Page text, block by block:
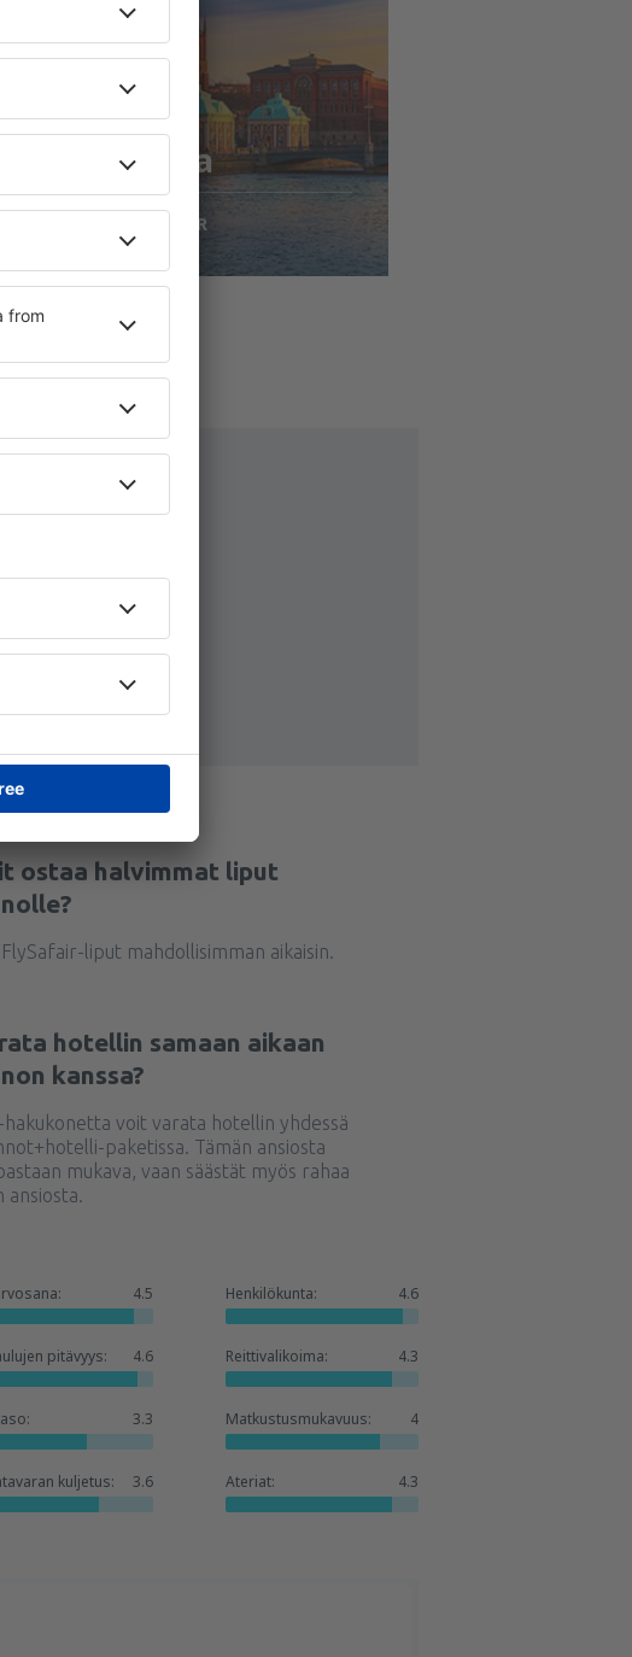
4 tarjoustato
Tukholma
79 EUR
ostaa halvimmat liput
liput mahdollisimman aikaisin.
hotellin samaan aikaan
kanssa?
hakukonetta voit varata hotellin yhdessä
paketissa. Tämän ansiosta
mukava, vaan säästät myös rahaa
ansiosta.
4.5 Henkilökunta: 4.6
pitävyys: 4.6 Reittivalikoima: 4.3
3.3 Matkustusmukavuus: 4
kuljetus: 3.6 Ateriat: 4.3